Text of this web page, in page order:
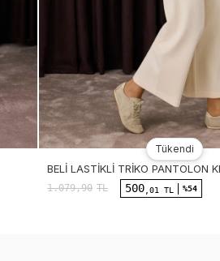
Tükendi
Tükendi
BELI LASTIKLI TRIKO PANTOLON
1.079,90 TL 500 ,01 TL %54